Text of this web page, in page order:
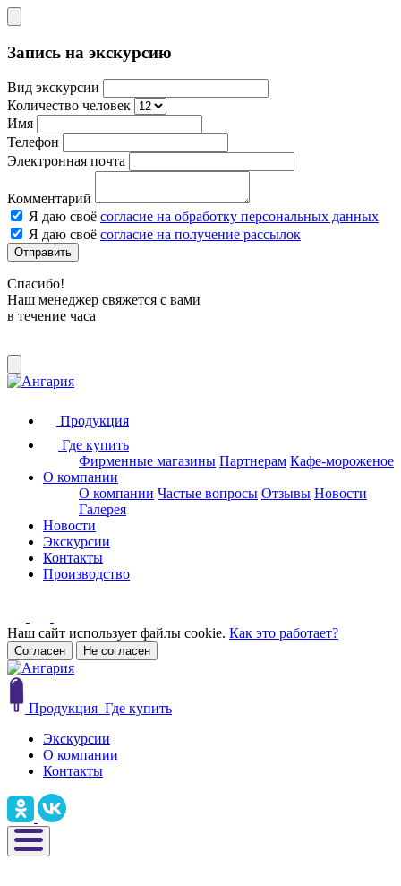
Запись на экскурсию
Вид экскурсии
Количество человек
Имя
Телефон
Электронная почта
Комментарий
Я даю своё согласие на обработку персональных данных
Я даю своё согласие на получение рассылок
Отправить
Спасибо!
Наш менеджер свяжется с вами
в течение часа
Продукция
Где купить
Фирменные магазины Партнерам Кафе-мороженое
О компании
О компании Частые вопросы Отзывы Новости
Галерея
Новости
Экскурсии
Контакты
Производство
Наш сайт использует файлы cookie. Как это работает?
Согласен Не согласен
Продукция Где купить
Экскурсии
О компании
Контакты